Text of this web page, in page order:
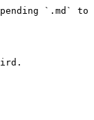
`.md` to